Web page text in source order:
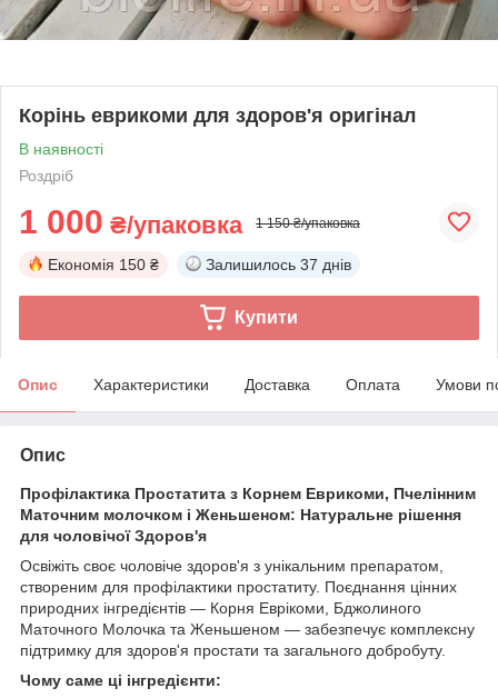
Корінь еврикоми для здоров'я оригінал
В наявності
Роздріб
1 000 ₴/упаковка 1 150 ₴/упаковка
Економія 150 ₴ Залишилось 37 днів
Купити
Опис Характеристики Доставка Оплата Умови
Опис
Профілактика Простатита з Корнем Еврикоми, Пчелінним
Маточним молочком і Женьшеном: Натуральне рішення
для чоловічої Здоров'я
Освіжіть своє чоловіче здоров'я з унікальним препаратом,
створеним для профілактики простатиту. Поєднання цінних
природних інгредієнтів — Корня Еврікоми, Бджолиного
Маточного Молочка та Женьшеном — забезпечує комплексну
підтримку для здоров'я простати та загального добробуту.
Чому саме ці інгредієнти: